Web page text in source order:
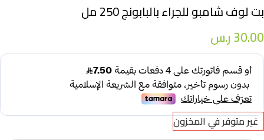
بت لوف شامبو للجراء بالبابونج 250 مل
30.00ر.س
غير متوفر في المخزون